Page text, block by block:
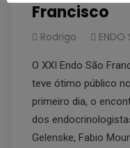
Francisco
Rodrigo ENDO
O XXI Endo São
teve ótimo público
primeiro dia, o
dos
Gelenske, Fabio